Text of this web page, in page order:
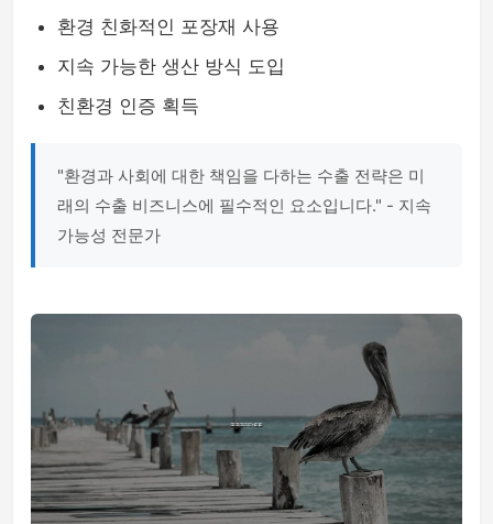
환경 친화적인 포장재 사용
지속 가능한 생산 방식 도입
친환경 인증 획득
"환경과 사회에 대한 책임을 다하는 수출 전략은 미
래의 수출 비즈니스에 필수적인 요소입니다." - 지속
가능성 전문가